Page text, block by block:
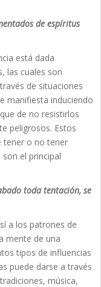
de espíritus
está dada
las cuales son
de situaciones
manifiesta induciendo
de no resistirlos
peligrosos. Estos
tener o no tener
el principal
toda tentación, se
a los patrones de
mente de una
tipos de influencias
puede darse a través
música,